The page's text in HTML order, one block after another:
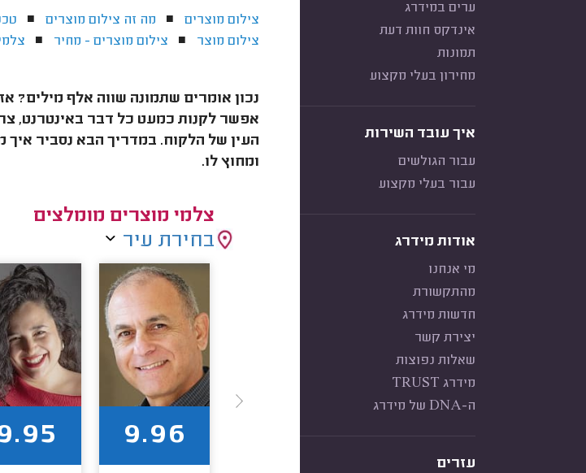
ערים במידרג
אינדקס חוות דעת
תמונות
מחירון בעלי מקצוע
איך עובד השירות
עבור הגולשים
עבור בעלי מקצוע
אודות מידרג
מי אנחנו
מהתקשורת
חדשות מידרג
יצירת קשר
שאלות נפוצות
מידרג TRUST
ה-DNA של מידרג
עזרים
צילום מוצרים ■ מה זה צילום מוצרים ■
צילום מוצר
■ צילום מוצרים - מחיר ■
נכון אומרים שתמונה שווה אלף מילים?
אפשר לקנות כמעט כל דבר באינטרנט,
העין של הלקוח. במדריך הבא נסביר איך
ומחוץ לו.
צלמי מוצרים מומלצים
בחירת עיר
9.96